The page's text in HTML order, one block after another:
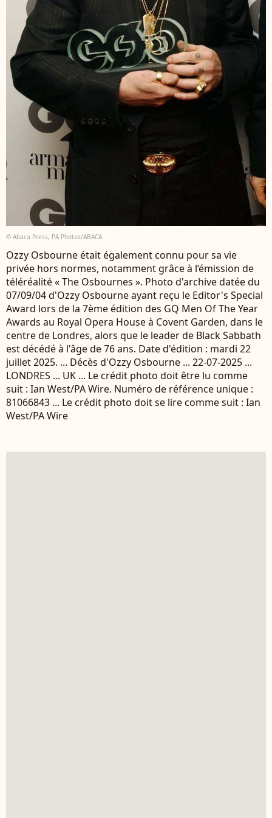
© Abaca Press, PA Photos/ABACA
Ozzy Osbourne était également connu pour sa vie
privée hors normes, notamment grâce à l’émission de
téléréalité « The Osbournes ». Photo d'archive datée du
07/09/04 d'Ozzy Osbourne ayant reçu le Editor's Special
Award lors de la 7ème édition des GQ Men Of The Year
Awards au Royal Opera House à Covent Garden, dans le
centre de Londres, alors que le leader de Black Sabbath
est décédé à l'âge de 76 ans. Date d'édition : mardi 22
juillet 2025. ... Décès d'Ozzy Osbourne ... 22-07-2025 ...
LONDRES ... UK ... Le crédit photo doit être lu comme
suit : Ian West/PA Wire. Numéro de référence unique :
81066843 ... Le crédit photo doit se lire comme suit : Ian
West/PA Wire